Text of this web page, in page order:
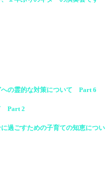
への霊的な対策について Part 6
Part 2
過ごすための子育ての知恵につい